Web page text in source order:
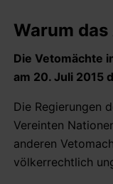
Warum
Die Vetomächte
am 20. Juli 2015
Die Regierungen
Vereinten
anderen
völkerrechtlich